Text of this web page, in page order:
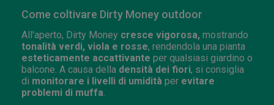
Come coltivare Dirty Money outdoor
All'aperto, Dirty Money cresce vigorosa, mostrando
tonalità verdi, viola e rosse, rendendola una pianta
esteticamente accattivante per qualsiasi giardino o
balcone. A causa della densità dei fiori, si consiglia
di monitorare i livelli di umidità per evitare
problemi di muffa